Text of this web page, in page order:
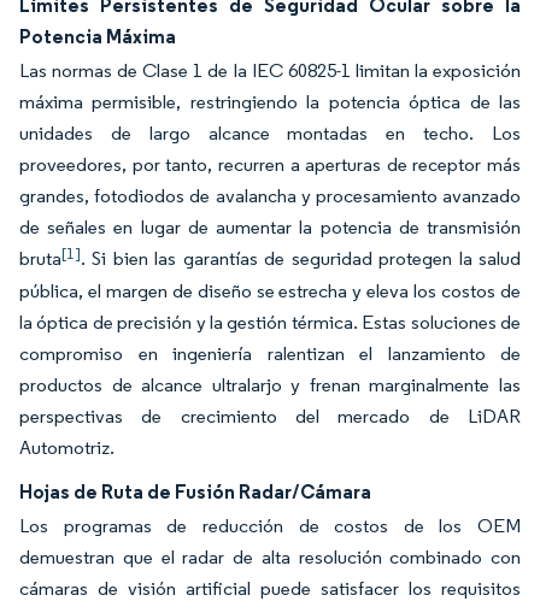
Límites Persistentes de Seguridad Ocular sobre la
Potencia Máxima
Las normas de Clase 1 de la IEC 60825-1 limitan la exposición
máxima permisible, restringiendo la potencia óptica de las
unidades de largo alcance montadas en techo. Los
proveedores, por tanto, recurren a aperturas de receptor más
grandes, fotodiodos de avalancha y procesamiento avanzado
de señales en lugar de aumentar la potencia de transmisión
bruta[1]. Si bien las garantías de seguridad protegen la salud
pública, el margen de diseño se estrecha y eleva los costos de
la óptica de precisión y la gestión térmica. Estas soluciones de
compromiso en ingeniería ralentizan el lanzamiento de
productos de alcance ultralarjo y frenan marginalmente las
perspectivas de crecimiento del mercado de LiDAR
Automotriz.
Hojas de Ruta de Fusión Radar/Cámara
Los programas de reducción de costos de los OEM
demuestran que el radar de alta resolución combinado con
cámaras de visión artificial puede satisfacer los requisitos